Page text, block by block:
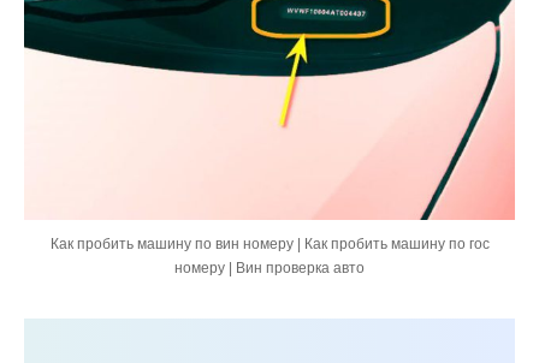
Как пробить машину по вин номеру | Как пробить машину по гос
номеру | Вин проверка авто